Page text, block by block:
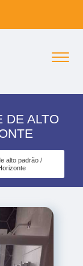
DE ALTO
alto padrão